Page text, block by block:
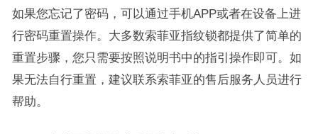
如果您忘记了密码，可以通过手机APP或者在设备上进
行密码重置操作。大多数索菲亚指纹锁都提供了简单的
重置步骤，您只需要按照说明书中的指引操作即可。如
果无法自行重置，建议联系索菲亚的售后服务人员进行
帮助。